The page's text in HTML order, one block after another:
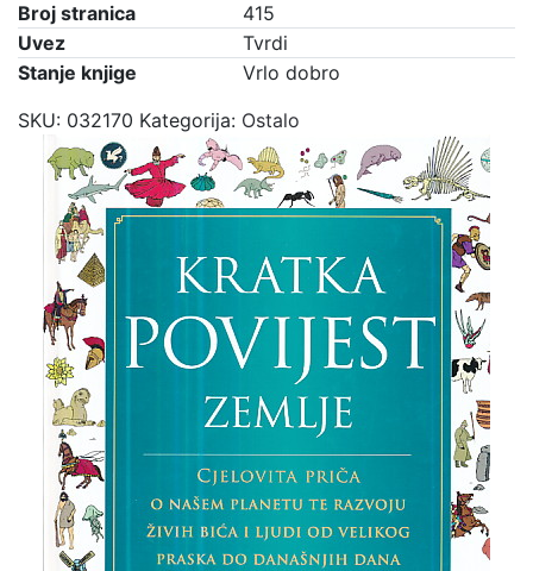
Broj stranica
415
Uvez
Tvrdi
Stanje knjige
Vrlo dobro
SKU: 032170 Kategorija: Ostalo